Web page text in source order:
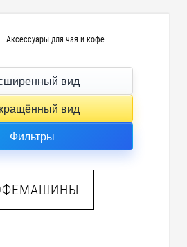
Аксессуары для чая и кофе
вид
вид
Фильтры